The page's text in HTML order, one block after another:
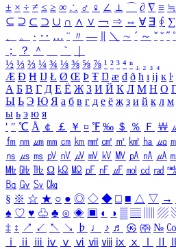
± × ÷ ≠ ≤ ≥ ∞ ∴ ♂ ♀ ∠ ⊥ ⌒ ∂ ∇ ≡ ≒
⊆ ⊇ ⊂ ⊃ ∪ ∩ ∧ ∨ ￢ ⇒ ⇔ ∀ ∃ ∮ ∑
、
。 · ‥ … ¨ 〃 ― ＼ ∼ ´ ～ ˇ ˘ ˝ ˚
；
？ ＾ ｀
½ ⅓ ⅔ ¼ ¾ ⅛ ⅜ ⅝ ⅞ ¹ ² ³ ⁴ ⁿ ₁ ₂ ₃ ₄
Æ Ð Ħ Ĳ Ł Ø Œ Þ Ŧ Ŋ æ đ ð ħ ı ĳ ĸ ŀ
А Б В Г Д Е Ё Ж З И Й К Л М Н О
Ы Ь Э Ю Я а б в г д е ё ж з и й к л м
ы ь э ю я
′ ″ ℃ Å ￠ ￡ ￥ ¤ ℉ ‰ ＄ ％ Ｆ ￦
㎙ ㎚ ㎛ ㎜ ㎝ ㎞ ㎟ ㎠ ㎡ ㎢ ㏊ ㎍
㎱ ㎲ ㎳ ㎴ ㎵ ㎶ ㎷ ㎸ ㎹ ㎀ ㎁ ㎂
㎒ ㎓ ㎔ Ω ㏀ ㏁ ㎊ ㎋ ㎌ ㏖ ㏅ ㎭
㏃ ㏉ ㏜ ㏆
§ ※ ☆ ★ ○ ● ◎ ◇ ◆ □ ■ △ ▽ →
♠ ♡ ♥ ♧ ♣ ⊙ ◈ ▣ ◐ ◑ ▒ ▤ ▨
‡ ↕ ↗ ↙ ↖ ↘ ♭ ♩ ♪ ♬ ㉿ ㈜ № ㏇
ⅰ
ⅱ ⅲ ⅳ ⅴ ⅵ ⅶ ⅷ ⅸ ⅹ